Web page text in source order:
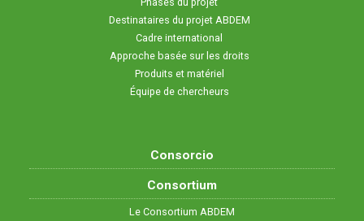
Destinataires du projet ABDEM
Cadre international
Approche basée sur les droits
Produits et matériel
Équipe de chercheurs
Consorcio
Consortium
Le Consortium ABDEM